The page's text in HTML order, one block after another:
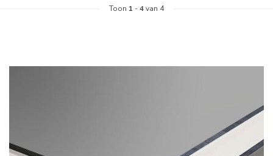
Toon 1 -4van 4